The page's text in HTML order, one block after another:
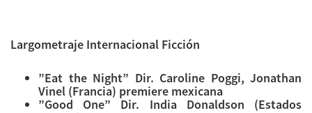
Largometraje Internacional Ficción
”Eat the Night” Dir. Caroline Poggi, Jonathan
Vinel (Francia) premiere mexicana
”Good One” Dir. India Donaldson (Estados